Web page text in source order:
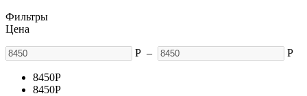
Фильтры
Цена
Р – Р
8450Р
8450Р